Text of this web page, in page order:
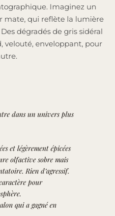
Imaginez un
mate, qui reflète la lumière
dégradés de gris sidéral
velouté, enveloppant, pour
dans un univers plus
et légèrement épicées
olfactive sobre mais
Rien d’agressif.
pour
qui a gagné en